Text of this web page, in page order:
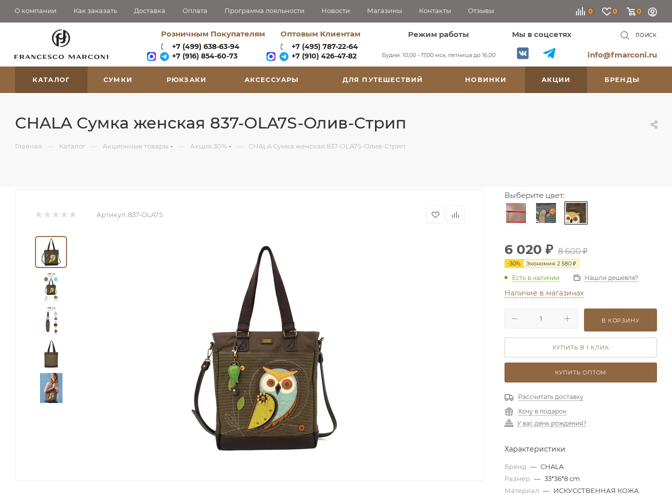
О компании Как заказать Доставка Оплата Программа лояльности Новости Магазины Контакты Отзывы 0 0 0
Розничным Покупателям
+7 (499) 638-63-94
+7 (916) 854-60-73‬
Оптовым Клиентам
+7 (495) 787-22-64
+7 (910) 426-47-82
Режим работы
Будни: 10,00 - 17,00 мск, пятница до 16,00
Мы в соцсетях ПОИСК
info@fmarconi.ru
КАТАЛОГ СУМКИ РЮКЗАКИ АКСЕССУАРЫ ДЛЯ ПУТЕШЕСТВИЙ НОВИНКИ АКЦИИ БРЕНДЫ
CHALA Сумка женская 837-OLA7S-Олив-Стрип
Главная — Каталог — Акционные товары — Акция 30% — CHALA Сумка женская 837-OLA7S-Олив-Стрип
Артикул: 837-OLA7S
Выберите цвет:
6 020 ₽ 8 600₽
-30% Экономия 2 580 ₽
Есть в наличии Нашли дешевле?
Наличие в магазинах
В КОРЗИНУ
КУПИТЬ В 1 КЛИК
КУПИТЬ ОПТОМ
Рассчитать доставку
Хочу в подарок
У вас день рождения?
Характеристики
Бренд — CHALA
Размер — 33*36*8 cm
Материал — ИСКУССТВЕННАЯ КОЖА